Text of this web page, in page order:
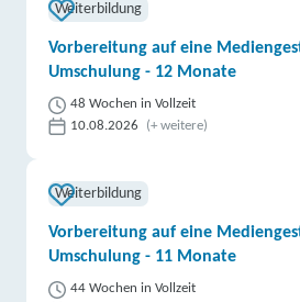
Weiterbildung
Vorbereitung auf eine
Umschulung - 12 Monate
48 Wochen in Vollzeit
10.08.2026
(+ weitere)
Weiterbildung
Vorbereitung auf eine
Umschulung - 11 Monate
44 Wochen in Vollzeit